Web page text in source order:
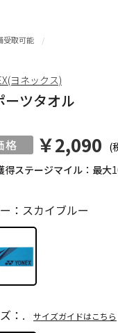
得ステージマイル：最大
受取可能
ーツタオル
￥2,090 (
：スカイブルー
：. サイズガイドはこちら
ヨネックス)